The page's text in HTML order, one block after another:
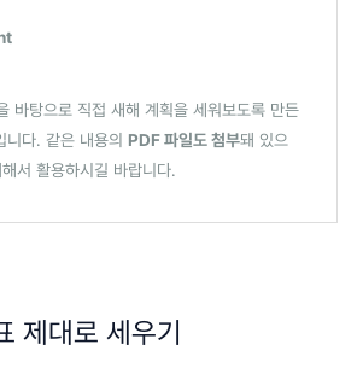
바탕으로 직접 새해 계획을 세워보도록 만든
니다. 같은 내용의 PDF 파일도 첨부돼 있으
서 활용하시길 바랍니다.
제대로 세우기